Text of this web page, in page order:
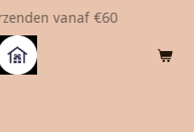
vanaf €60